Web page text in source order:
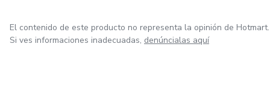
El contenido de este producto no representa la opinión de Hotmart.
Si ves informaciones inadecuadas, denúncialas aquí